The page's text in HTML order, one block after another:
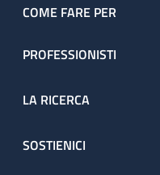
COME FARE PER
PROFESSIONISTI
LA RICERCA
SOSTIENICI